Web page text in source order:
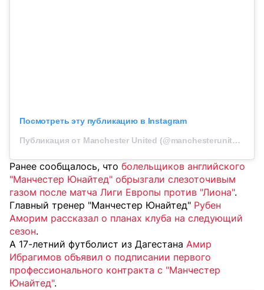
Посмотреть эту публикацию в Instagram
Публикация от Manchester United (@manchesterunited)
Ранее сообщалось, что болельщиков английского
"Манчестер Юнайтед" обрызгали слезоточивым
газом после матча Лиги Европы против "Лиона".
Главный тренер "Манчестер Юнайтед" Рубен
Аморим рассказал о планах клуба на следующий
сезон.
А 17-летний футболист из Дагестана Амир
Ибрагимов объявил о подписании первого
профессионального контракта с "Манчестер
Юнайтед".